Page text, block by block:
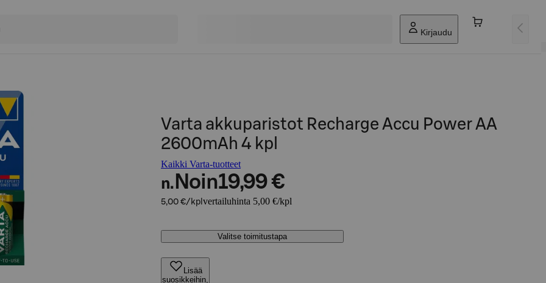
Kirjaudu
Varta akkuparistot Recharge Accu Power AA
2600mAh 4 kpl
Kaikki Varta-tuotteet
n. Noin19,99 €
5,00 €/kpl vertailuhinta 5,00 €/kpl
Valitse toimitustapa
Lisää
suosikkeihin,